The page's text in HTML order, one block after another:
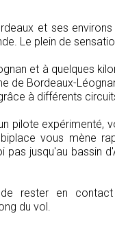
et ses
Le plein de
et à quelques
de Bordeaux-
à différents
pilote expérimenté,
vous mène
pas jusqu'au bassin
rester en
du vol.